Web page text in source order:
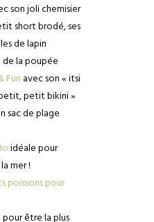
son joli chemisier
short brodé, ses
de lapin
de la poupée
Fun avec son « itsi
petit bikini »
sac de plage
idéale pour
mer !
poissons pour
pour être la plus